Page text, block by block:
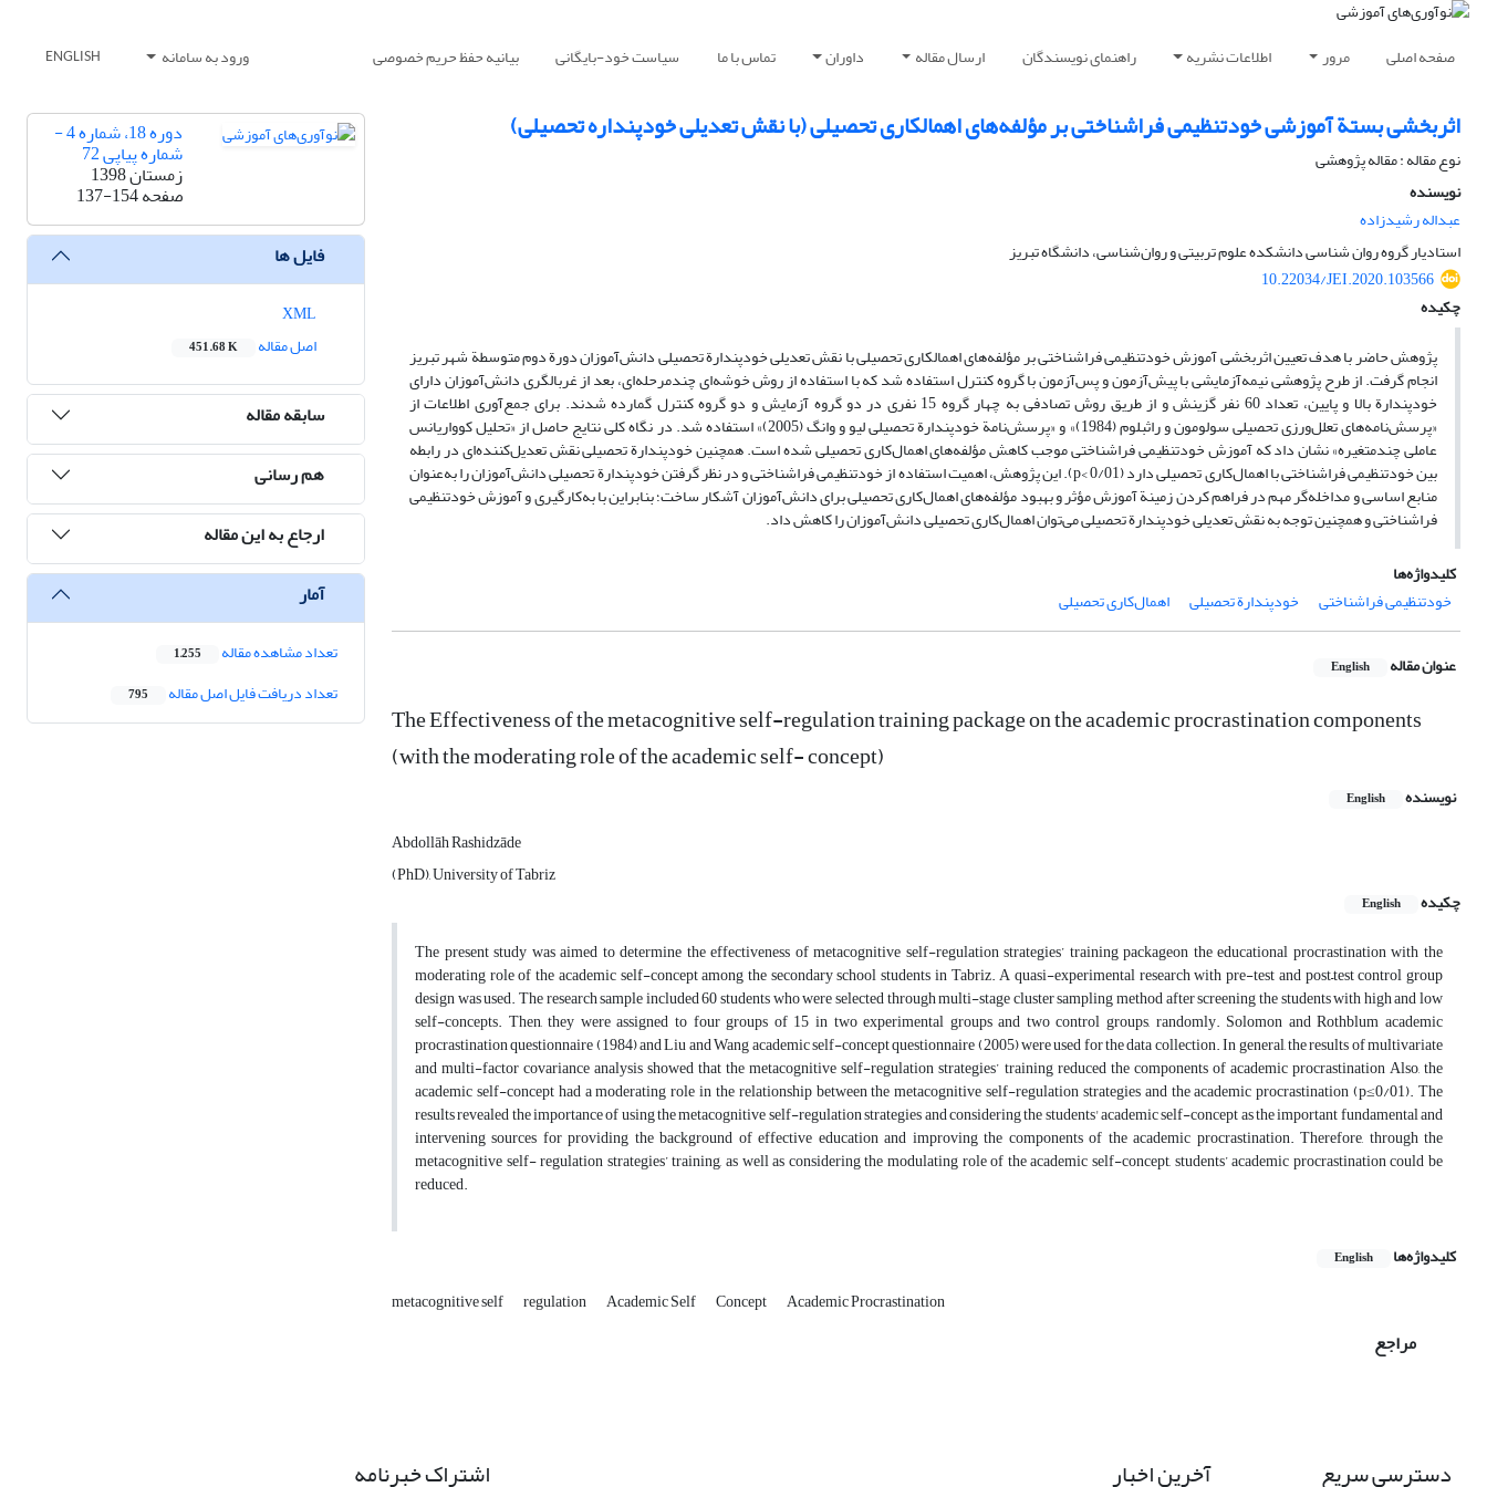
صفحه اصلی مرور اطلاعات نشریه راهنمای نویسندگان ارسال مقاله داوران تماس با ما سیاست خود-بایگانی بیانیه حفظ حریم خصوصی ورود به سامانه ENGLISH
اثر‌بخشی بستة آموزشی خود‌تنظیمی فراشناختی بر مؤلفه‌های اهمالکاری تحصیلی (با نقش تعدیلی خودپنداره تحصیلی)
نوع مقاله : مقاله پژوهشی
نویسنده
عبداله رشیدزاده
استادیار گروه روان شناسی دانشکده علوم تربیتی و روان‌شناسی، دانشگاه تبریز
10.22034/JEI.2020.103566
چکیده
پژوهش حاضر با هدف تعیین اثربخشی آموزش خودتنظیمی فراشناختی بر مؤلفه‌های اهمالکاری تحصیلی با نقش تعدیلی خودپندارة تحصیلی دانش‌آموزان دورة دوم متوسطة شهر تبریز
انجام گرفت. از طرح پژوهشی نیمه‌آزمایشی با پیش‌آزمون و پس‌آزمون با گروه کنترل استفاده شد که با استفاده از روش خوشه‌ای چندمرحله‌ای، بعد از غربالگری دانش‌آموزان دارای
خودپندارة بالا و پایین، تعداد 60 نفر گزینش و از طریق روش تصادفی به چهار گروه 15 نفری در دو گروه آزمایش و دو گروه کنترل گمارده شدند. برای جمع‌آوری اطلاعات از
«پرسش‌نامه‌های تعلل‌ورزی تحصیلی سولومون و راثبلوم (1984)» و «پرسش‌نامة خودپندارة تحصیلی لیو و وانگ (2005)» استفاده شد. در نگاه کلی نتایج حاصل از «تحلیل کوواریانس
عاملی چندمتغیره» نشان داد که آموزش خودتنظیمی فراشناختی موجب کاهش مؤلفه‌های اهمال‌کاری تحصیلی شده است. همچنین خودپندارة تحصیلی نقش تعدیل‌کننده‌ای در رابطه
بین خودتنظیمی فراشناختی با اهمال‌کاری تحصیلی دارد (0/01 >p). این پژوهش، اهمیت استفاده از خودتنظیمی فراشناختی و در نظر گرفتن خودپندارة تحصیلی دانش‌آموزان را به‌عنوان
منابع اساسی و مداخله‌گر مهم در فراهم کردن زمینة آموزش مؤثر و بهبود مؤلفه‌های اهمال‌کاری تحصیلی برای دانش‌آموزان آشکار ساخت؛ بنابراین با به‌کارگیری و آموزش خودتنظیمی
فراشناختی و همچنین توجه به نقش تعدیلی خودپندارة تحصیلی می‌توان اهمال‌کاری تحصیلی دانش‌آموزان را کاهش داد.
کلیدواژه‌ها
خودتنظیمی فراشناختی
خودپندارة تحصیلی اهمال‌کاری تحصیلی
عنوان مقاله English
The Effectiveness of the metacognitive self-regulation training package on the academic procrastination components
(with the moderating role of the academic self- concept)
نویسنده English
Abdollāh Rashidzāde
(PhD), University of Tabriz
چکیده
English
The present study was aimed to determine the effectiveness of metacognitive self-regulation strategies’ training packageon the educational procrastination with the
moderating role of the academic self-concept among the secondary school students in Tabriz. A quasi-experimental research with pre-test and post–test control group
design was used. The research sample included 60 students who were selected through multi-stage cluster sampling method after screening the students with high and low
self-concepts. Then, they were assigned to four groups of 15 in two experimental groups and two control groups, randomly. Solomon and Rothblum academic
procrastination questionnaire (1984) and Liu and Wang academic self-concept questionnaire (2005) were used for the data collection. In general, the results of multivariate
and multi-factor covariance analysis showed that the metacognitive self-regulation strategies’ training reduced the components of academic procrastination Also, the
academic self-concept had a moderating role in the relationship between the metacognitive self-regulation strategies and the academic procrastination (p≤0/01). The
results revealed the importance of using the metacognitive self-regulation strategies and considering the students' academic self-concept as the important fundamental and
intervening sources for providing the background of effective education and improving the components of the academic procrastination. Therefore, through the
metacognitive self- regulation strategies’ training, as well as considering the modulating role of the academic self-concept, students’ academic procrastination could be
reduced.
کلیدواژه‌ها English
metacognitive self regulation Academic Self Concept Academic Procrastination
مراجع
دوره 18، شماره 4 -
شماره پیاپی 72
زمستان 1398
صفحه137-154
فایل ها
اصل مقاله
451.68 K
سابقه مقاله
هم رسانی
ارجاع به این مقاله
آمار
تعداد مشاهده مقاله 1,255
تعداد دریافت فایل اصل مقاله 795
دسترسی سریع آخرین اخبار اشتراک خبرنامه